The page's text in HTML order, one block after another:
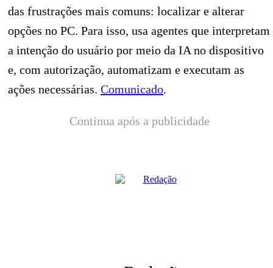
das frustrações mais comuns: localizar e alterar
opções no PC. Para isso, usa agentes que interpretam
a intenção do usuário por meio da IA no dispositivo
e, com autorização, automatizam e executam as
ações necessárias. Comunicado.
Continua após a publicidade